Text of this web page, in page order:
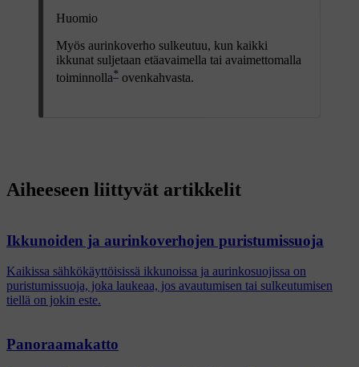
Huomio
Myös aurinkoverho sulkeutuu, kun kaikki
ikkunat suljetaan etäavaimella tai avaimettomalla
toiminnolla* ovenkahvasta.
Aiheeseen liittyvät artikkelit
Ikkunoiden ja aurinkoverhojen puristumissuoja
Kaikissa sähkökäyttöisissä ikkunoissa ja aurinkosuojissa on
puristumissuoja, joka laukeaa, jos avautumisen tai sulkeutumisen
tiellä on jokin este.
Panoraamakatto